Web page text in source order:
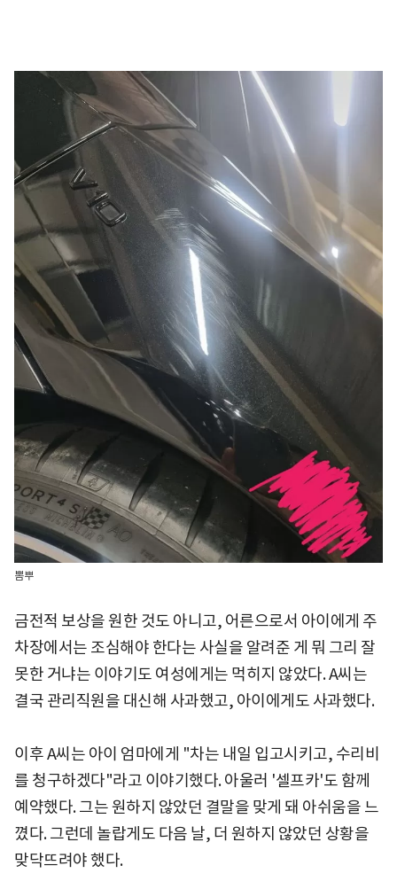
뽐뿌
금전적 보상을 원한 것도 아니고, 어른으로서 아이에게 주
차장에서는 조심해야 한다는 사실을 알려준 게 뭐 그리 잘
못한 거냐는 이야기도 여성에게는 먹히지 않았다. A씨는
결국 관리직원을 대신해 사과했고, 아이에게도 사과했다.
이후 A씨는 아이 엄마에게 "차는 내일 입고시키고, 수리비
를 청구하겠다"라고 이야기했다. 아울러 '셀프카'도 함께
예약했다. 그는 원하지 않았던 결말을 맞게 돼 아쉬움을 느
꼈다. 그런데 놀랍게도 다음 날, 더 원하지 않았던 상황을
맞닥뜨려야 했다.